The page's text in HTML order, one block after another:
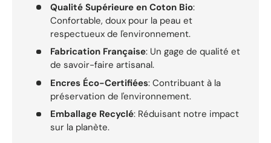
Qualité Supérieure en Coton Bio:
Confortable, doux pour la peau et
respectueux de l'environnement.
Fabrication Française: Un gage de qualité et
de savoir-faire artisanal.
Encres Éco-Certifiées: Contribuant à la
préservation de l'environnement.
Emballage Recyclé: Réduisant notre impact
sur la planète.